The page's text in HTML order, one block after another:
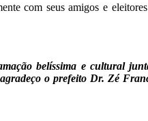
com seus amigos e
belíssima e cultural
o prefeito Dr. Zé